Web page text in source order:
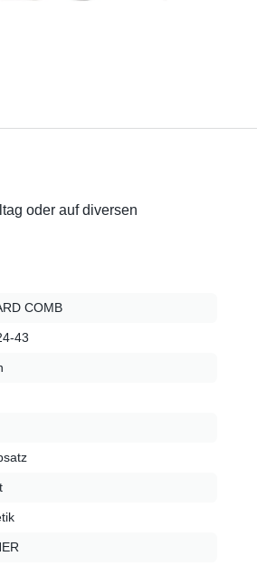
oder auf diversen
COMB
43